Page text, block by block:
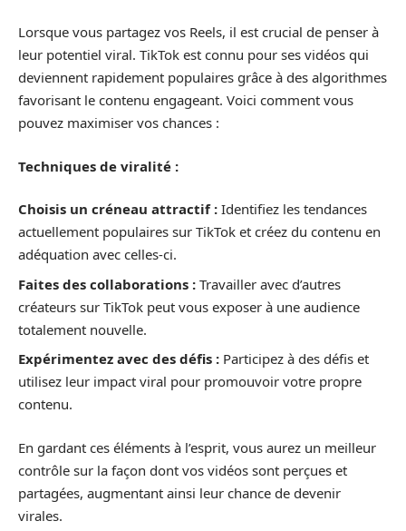
Lorsque vous partagez vos Reels, il est crucial de penser à
leur potentiel viral. TikTok est connu pour ses vidéos qui
deviennent rapidement populaires grâce à des algorithmes
favorisant le contenu engageant. Voici comment vous
pouvez maximiser vos chances :
Techniques de viralité :
Choisis un créneau attractif : Identifiez les tendances
actuellement populaires sur TikTok et créez du contenu en
adéquation avec celles-ci.
Faites des collaborations : Travailler avec d’autres
créateurs sur TikTok peut vous exposer à une audience
totalement nouvelle.
Expérimentez avec des défis : Participez à des défis et
utilisez leur impact viral pour promouvoir votre propre
contenu.
En gardant ces éléments à l’esprit, vous aurez un meilleur
contrôle sur la façon dont vos vidéos sont perçues et
partagées, augmentant ainsi leur chance de devenir
virales.